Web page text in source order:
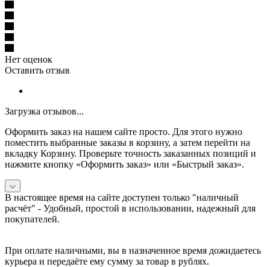
Нет оценок
Оставить отзыв
Загрузка отзывов...
Оформить заказ на нашем сайте просто. Для этого нужно
поместить выбранные заказы в корзину, а затем перейти на
вкладку Корзину. Проверьте точность заказанных позиций и
нажмите кнопку «Оформить заказ» или «Быстрый заказ».
В настоящее время на сайте доступен только "наличный
расчёт" - Удобный, простой в использовании, надежный для
покупателей.
При оплате наличными, вы в назначенное время дожидаетесь
курьера и передаёте ему сумму за товар в рублях.